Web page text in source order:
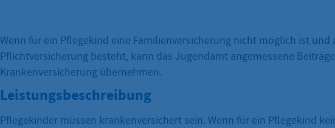
Wenn für ein Pflegekind eine Familienversicherung nicht möglich ist und
Pflichtversicherung besteht, kann das Jugendamt angemessene
Krankenversicherung übernehmen.
Leistungsbeschreibung
Pflegekinder müssen krankenversichert sein. Wenn für ein Pflegekind